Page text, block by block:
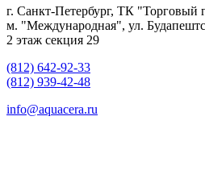
г. Санкт-Петербург, ТК "Торговый
м. "Международная", ул.
2 этаж секция 29
(812) 642-92-33
(812) 939-42-48
info@aquacera.ru